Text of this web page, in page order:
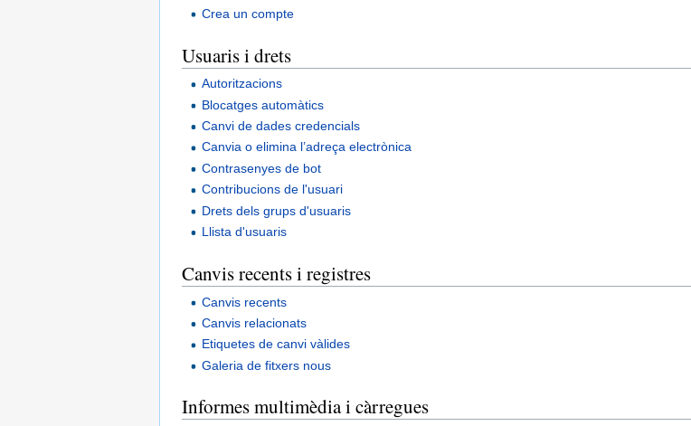
Crea un compte
Usuaris i drets
Autoritzacions
Blocatges automàtics
Canvi de dades credencials
Canvia o elimina l’adreça electrònica
Contrasenyes de bot
Contribucions de l'usuari
Drets dels grups d'usuaris
Llista d'usuaris
Canvis recents i registres
Canvis recents
Canvis relacionats
Etiquetes de canvi vàlides
Galeria de fitxers nous
Informes multimèdia i càrregues